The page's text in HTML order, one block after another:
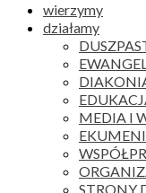
wierzymy
działamy
MEDIA I
STRONY